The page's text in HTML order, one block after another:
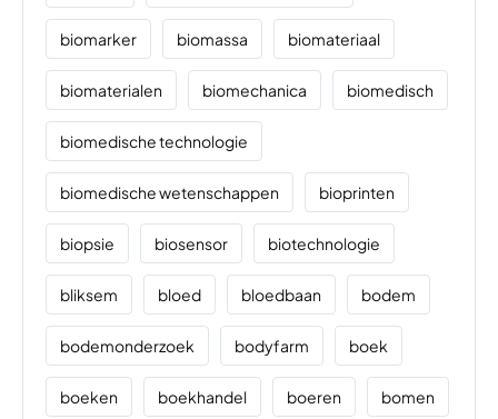
biomarker biomassa biomateriaal
biomaterialen biomechanica biomedisch
biomedische technologie
biomedische wetenschappen bioprinten
biopsie biosensor biotechnologie
bliksem bloed bloedbaan bodem
bodemonderzoek bodyfarm boek
boeken boekhandel boeren bomen